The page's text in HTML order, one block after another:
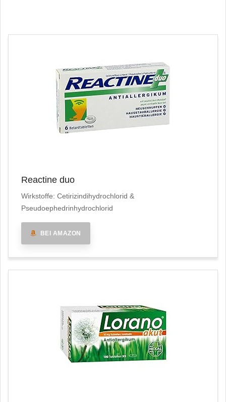
Reactine duo
Wirkstoffe: Cetirizindihydrochlorid &
Pseudoephedrinhydrochlorid
BEI AMAZON